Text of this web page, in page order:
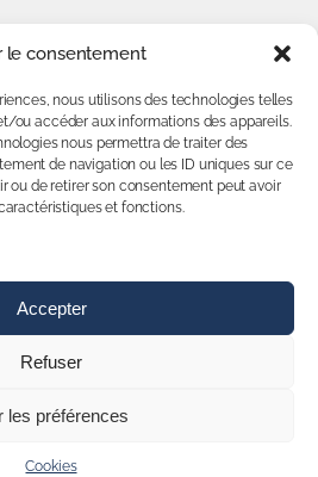
le consentement
nous utilisons des technologies telles
ou accéder aux informations des appareils.
nous permettra de traiter des
de navigation ou les ID uniques sur ce
ou de retirer son consentement peut avoir
et fonctions.
Accepter
Refuser
les préférences
Cookies
• Tous droits réservés